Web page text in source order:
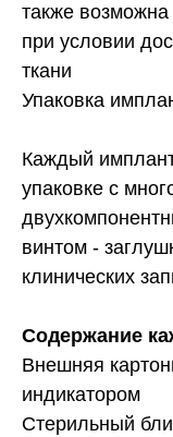
также
при условии
ткани
Упаковка
Каждый
упаковке с
винтом -
клинических
Содержание
Внешняя
индикатором
Стерильный